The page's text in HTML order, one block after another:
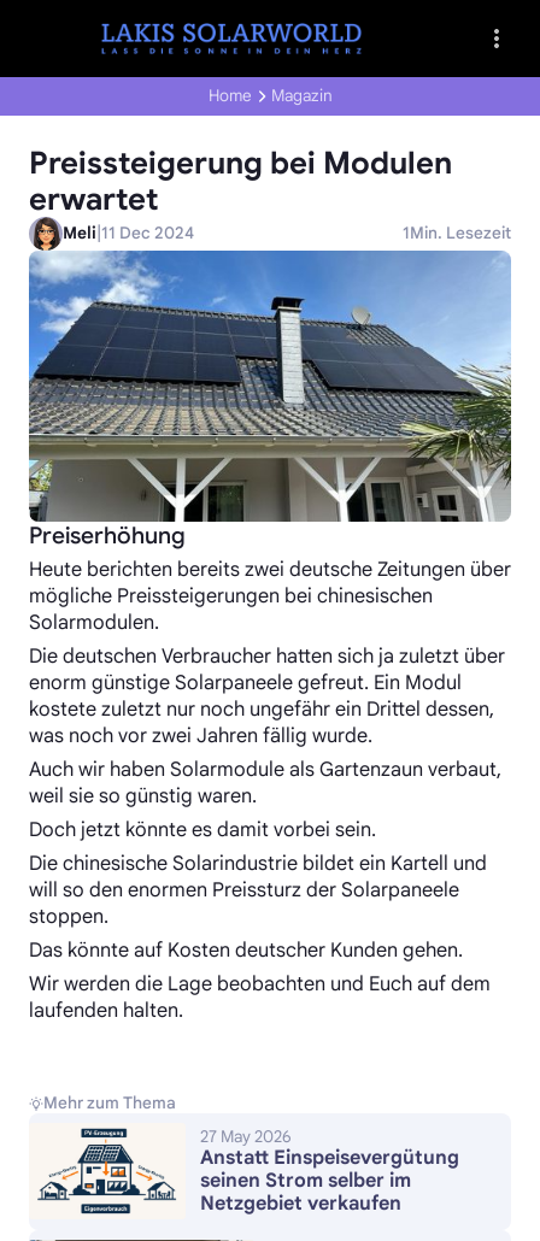
Home Magazin
Preissteigerung bei Modulen
erwartet
Meli|11 Dec 2024 1Min. Lesezeit
Preiserhöhung
Heute berichten bereits zwei deutsche Zeitungen über
mögliche Preissteigerungen bei chinesischen
Solarmodulen.
Die deutschen Verbraucher hatten sich ja zuletzt über
enorm günstige Solarpaneele gefreut. Ein Modul
kostete zuletzt nur noch ungefähr ein Drittel dessen,
was noch vor zwei Jahren fällig wurde.
Auch wir haben Solarmodule als Gartenzaun verbaut,
weil sie so günstig waren.
Doch jetzt könnte es damit vorbei sein.
Die chinesische Solarindustrie bildet ein Kartell und
will so den enormen Preissturz der Solarpaneele
stoppen.
Das könnte auf Kosten deutscher Kunden gehen.
Wir werden die Lage beobachten und Euch auf dem
laufenden halten.
Mehr zum Thema
27 May 2026
Anstatt Einspeisevergütung
seinen Strom selber im
Netzgebiet verkaufen